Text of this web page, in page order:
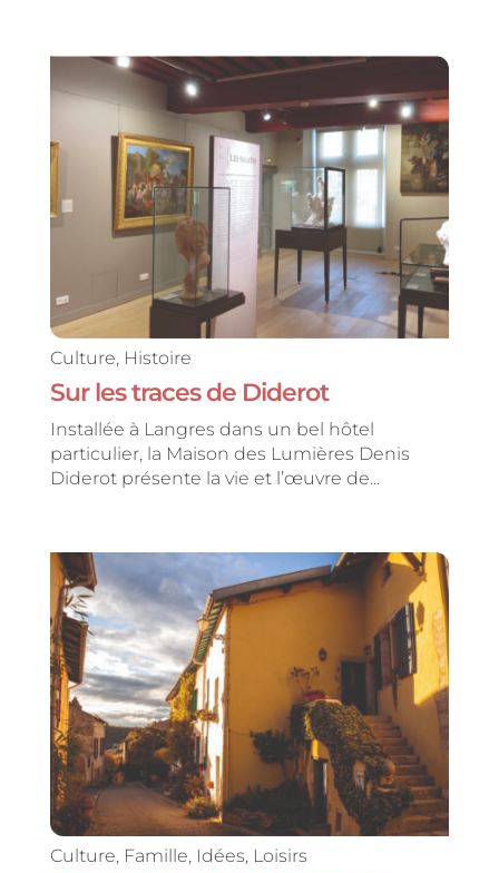
Culture, Histoire
Sur les traces de Diderot
Installée à Langres dans un bel hôtel
particulier, la Maison des Lumières Denis
Diderot présente la vie et l’œuvre de...
Culture, Famille, Idées, Loisirs